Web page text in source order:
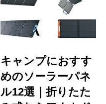
キャンプにおすす
めのソーラーパネ
ル12選｜折りたた